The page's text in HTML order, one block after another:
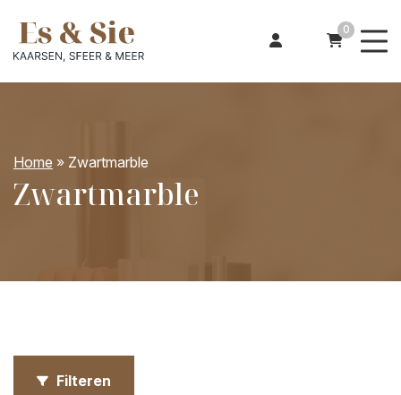
0
Home » Zwartmarble
Zwartmarble
Filteren